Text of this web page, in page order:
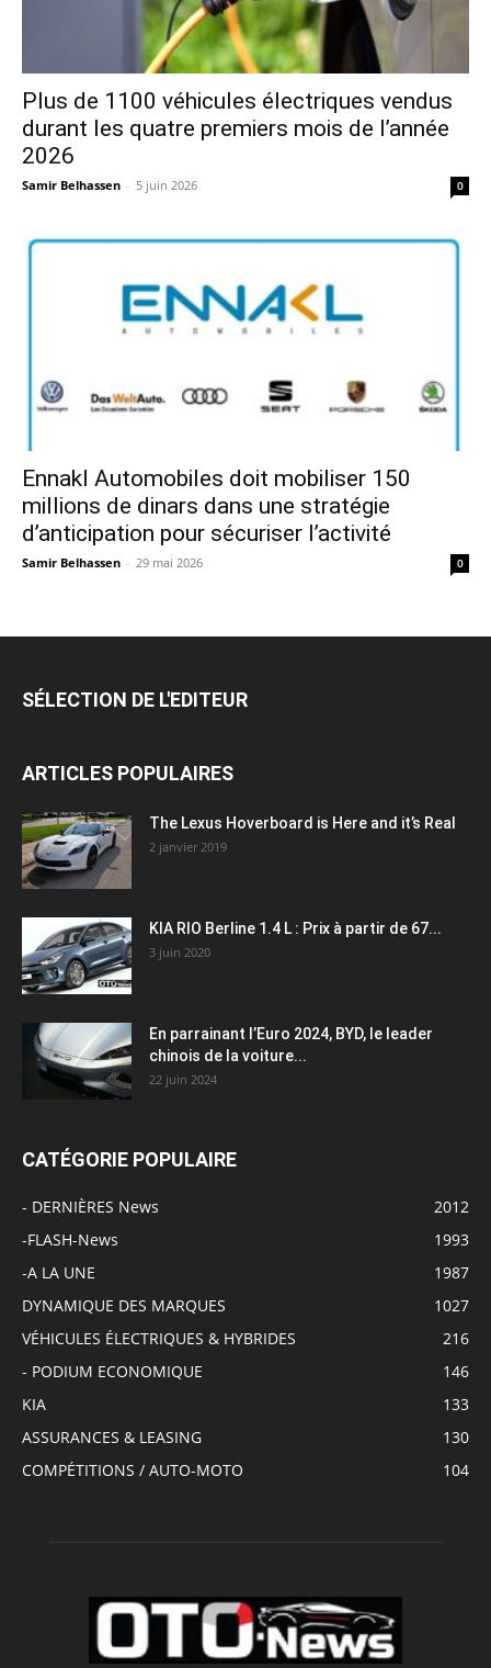
Plus de 1100 véhicules électriques vendus
durant les quatre premiers mois de l’année
2026
Samir Belhassen - 5 juin 2026 0
Ennakl Automobiles doit mobiliser 150
millions de dinars dans une stratégie
d’anticipation pour sécuriser l’activité
Samir Belhassen - 29 mai 2026 0
SÉLECTION DE L'EDITEUR
ARTICLES POPULAIRES
The Lexus Hoverboard is Here and it’s Real
2 janvier 2019
KIA RIO Berline 1.4 L : Prix à partir de 67...
3 juin 2020
En parrainant l’Euro 2024, BYD, le leader
chinois de la voiture...
22 juin 2024
CATÉGORIE POPULAIRE
- DERNIÈRES News
2012
-FLASH-News
1993
-A LA UNE
1987
DYNAMIQUE DES MARQUES
1027
VÉHICULES ÉLECTRIQUES & HYBRIDES
216
- PODIUM ECONOMIQUE
146
KIA
133
ASSURANCES & LEASING
130
COMPÉTITIONS / AUTO-MOTO
104